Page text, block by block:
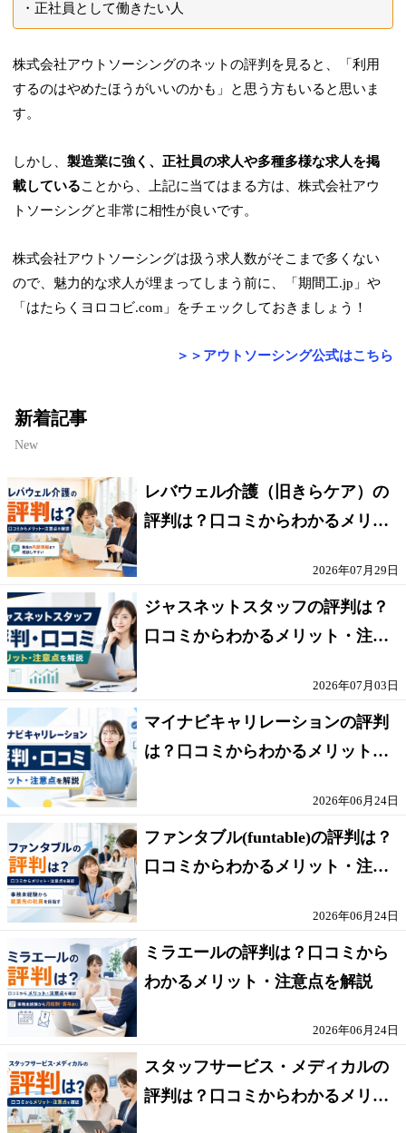
正社員として働きたい人
株式会社アウトソーシングのネットの評判を見ると、「利用
するのはやめたほうがいいのかも」と思う方もいると思いま
す。
しかし、製造業に強く、正社員の求人や多種多様な求人を掲
載していることから、上記に当てはまる方は、株式会社アウ
トソーシングと非常に相性が良いです。
株式会社アウトソーシングは扱う求人数がそこまで多くない
ので、魅力的な求人が埋まってしまう前に、「期間工.jp」や
「はたらくヨロコビ.com」をチェックしておきましょう！
＞＞アウトソーシング公式はこちら
新着記事
New
レバウェル介護（旧きらケア）の
評判は？口コミからわかるメリッ
2026年07月29日
ジャスネットスタッフの評判は？
口コミからわかるメリット・注意
2026年07月03日
マイナビキャリレーションの評判
は？口コミからわかるメリット・
2026年06月24日
ファンタブル(funtable)の評判は？
口コミからわかるメリット・注意
2026年06月24日
ミラエールの評判は？口コミから
わかるメリット・注意点を解説
2026年06月24日
スタッフサービス・メディカルの
評判は？口コミからわかるメリッ